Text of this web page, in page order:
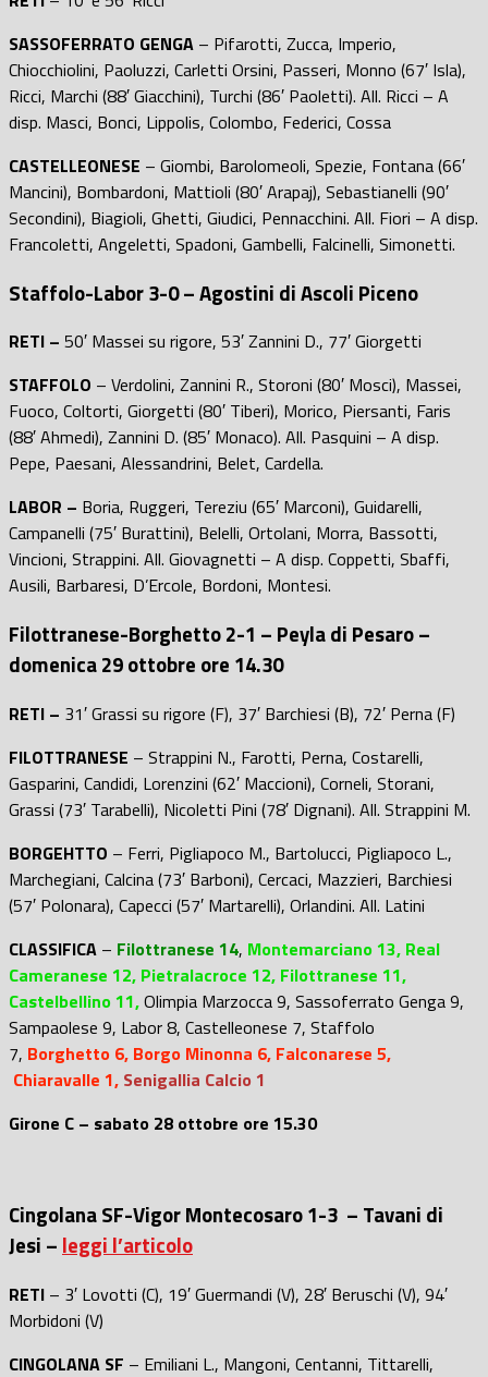
SASSOFERRATO GENGA – Pifarotti, Zucca, Imperio,
Chiocchiolini, Paoluzzi, Carletti Orsini, Passeri, Monno (67′ Isla),
Ricci, Marchi (88′ Giacchini), Turchi (86′ Paoletti). All. Ricci – A
disp. Masci, Bonci, Lippolis, Colombo, Federici, Cossa
CASTELLEONESE – Giombi, Barolomeoli, Spezie, Fontana (66′
Mancini), Bombardoni, Mattioli (80′ Arapaj), Sebastianelli (90′
Secondini), Biagioli, Ghetti, Giudici, Pennacchini. All. Fiori – A disp.
Francoletti, Angeletti, Spadoni, Gambelli, Falcinelli, Simonetti.
Staffolo-Labor 3-0 – Agostini di Ascoli Piceno
RETI – 50′ Massei su rigore, 53′ Zannini D., 77′ Giorgetti
STAFFOLO – Verdolini, Zannini R., Storoni (80′ Mosci), Massei,
Fuoco, Coltorti, Giorgetti (80′ Tiberi), Morico, Piersanti, Faris
(88′ Ahmedi), Zannini D. (85′ Monaco). All. Pasquini – A disp.
Pepe, Paesani, Alessandrini, Belet, Cardella.
LABOR – Boria, Ruggeri, Tereziu (65′ Marconi), Guidarelli,
Campanelli (75′ Burattini), Belelli, Ortolani, Morra, Bassotti,
Vincioni, Strappini. All. Giovagnetti – A disp. Coppetti, Sbaffi,
Ausili, Barbaresi, D’Ercole, Bordoni, Montesi.
Filottranese-Borghetto 2-1 – Peyla di Pesaro –
domenica 29 ottobre ore 14.30
RETI – 31′ Grassi su rigore (F), 37′ Barchiesi (B), 72′ Perna (F)
FILOTTRANESE – Strappini N., Farotti, Perna, Costarelli,
Gasparini, Candidi, Lorenzini (62′ Maccioni), Corneli, Storani,
Grassi (73′ Tarabelli), Nicoletti Pini (78′ Dignani). All. Strappini M.
BORGEHTTO – Ferri, Pigliapoco M., Bartolucci, Pigliapoco L.,
Marchegiani, Calcina (73′ Barboni), Cercaci, Mazzieri, Barchiesi
(57′ Polonara), Capecci (57′ Martarelli), Orlandini. All. Latini
CLASSIFICA – Filottranese 14, Montemarciano 13, Real
Cameranese 12, Pietralacroce 12, Filottranese 11,
Castelbellino 11,Olimpia Marzocca 9, Sassoferrato Genga 9,
Sampaolese 9, Labor 8, Castelleonese 7, Staffolo
7, Borghetto 6, Borgo Minonna 6, Falconarese 5,
Chiaravalle 1, Senigallia Calcio 1
Girone C – sabato 28 ottobre ore 15.30
Cingolana SF-Vigor Montecosaro 1-3 – Tavani di
Jesi – leggi l’articolo
RETI – 3′ Lovotti (C), 19′ Guermandi (V), 28′ Beruschi (V), 94′
Morbidoni (V)
CINGOLANA SF – Emiliani L., Mangoni, Centanni, Tittarelli,